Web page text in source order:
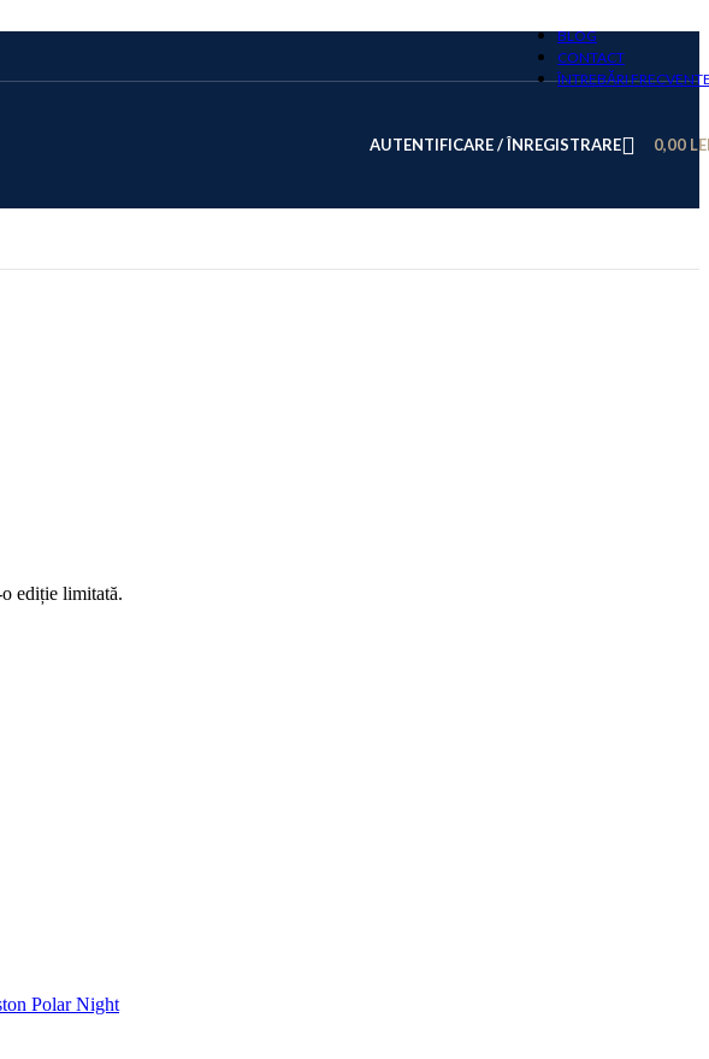
BLOG
CONTACT
ÎNTREBĂRI
AUTENTIFICARE / ÎNREGISTRARE 0,00
ediție limitată.
Polar Night